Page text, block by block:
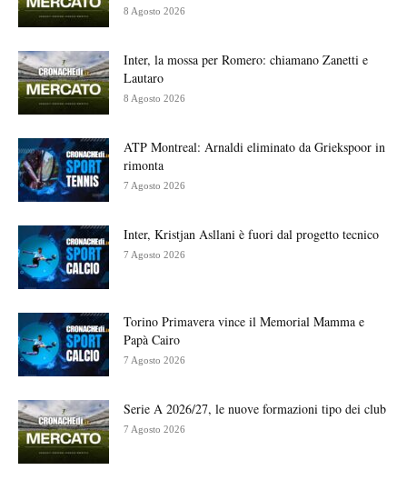
8 Agosto 2026
Inter, la mossa per Romero: chiamano Zanetti e
Lautaro
8 Agosto 2026
ATP Montreal: Arnaldi eliminato da Griekspoor in
rimonta
7 Agosto 2026
Inter, Kristjan Asllani è fuori dal progetto tecnico
7 Agosto 2026
Torino Primavera vince il Memorial Mamma e
Papà Cairo
7 Agosto 2026
Serie A 2026/27, le nuove formazioni tipo dei club
7 Agosto 2026